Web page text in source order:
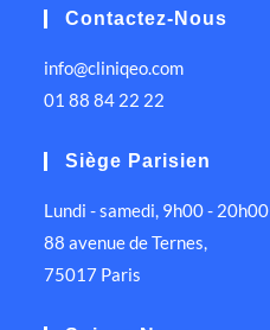
Contactez-Nous
info@cliniqeo.com
01 88 84 22 22
Siège Parisien
Lundi - samedi, 9h00 - 20h00
88 avenue de Ternes,
75017 Paris